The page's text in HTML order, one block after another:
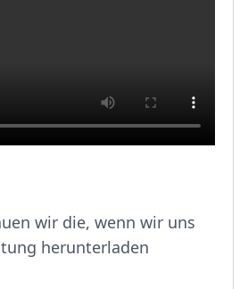
wir die, wenn wir uns
herunterladen